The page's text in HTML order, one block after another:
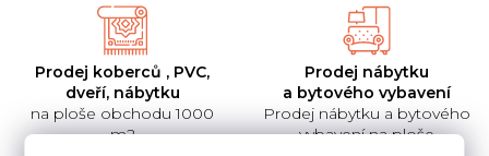
Prodej koberců , PVC,
dveří, nábytku
na ploše obchodu 1000
m2
Prodej nábytku
a bytového vybavení
Prodej nábytku a bytového
vybavení na ploše